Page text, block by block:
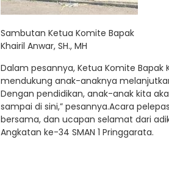
Sambutan Ketua Komite Bapak
Khairil Anwar, SH., MH
Dalam pesannya, Ketua Komite Bapak
mendukung anak-anaknya
Dengan pendidikan, anak-anak kita
sampai di sini,” pesannya.Acara
bersama, dan ucapan selamat dari
Angkatan ke-34 SMAN 1 Pringgarata.